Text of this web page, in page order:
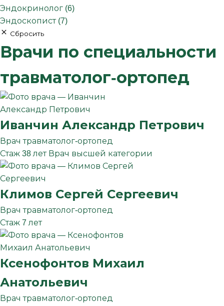
Эндокринолог (6)
Эндоскопист (7)
Сбросить
Врачи по специальности
травматолог-ортопед
Иванчин Александр Петрович
Врач травматолог-ортопед
Стаж 38 лет Врач высшей категории
Климов Сергей Сергеевич
Врач травматолог-ортопед
Стаж 7 лет
Ксенофонтов Михаил
Анатольевич
Врач травматолог-ортопед